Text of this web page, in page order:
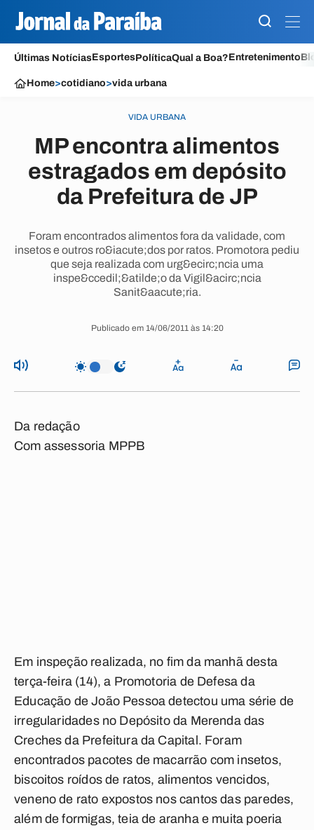
Últimas NotíciasEsportesPolíticaQual a Boa?Entretenimento
Home>cotidiano>vida urbana
VIDA URBANA
MP encontra alimentos
estragados em depósito
da Prefeitura de JP
Foram encontrados alimentos fora da validade, com
insetos e outros ro&iacute;dos por ratos. Promotora pediu
que seja realizada com urg&ecirc;ncia uma
inspe&ccedil;&atilde;o da Vigil&acirc;ncia
Sanit&aacute;ria.
Publicado em 14/06/2011 às 14:20
Da redação
Com assessoria MPPB
Em inspeção realizada, no fim da manhã desta
terça-feira (14), a Promotoria de Defesa da
Educação de João Pessoa detectou uma série de
irregularidades no Depósito da Merenda das
Creches da Prefeitura da Capital. Foram
encontrados pacotes de macarrão com insetos,
biscoitos roídos de ratos, alimentos vencidos,
veneno de rato expostos nos cantos das paredes,
além de formigas, teia de aranha e muita poeria